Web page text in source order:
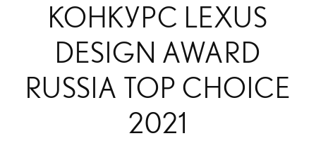
КОНКУРС LEXUS
DESIGN AWARD
RUSSIA TOP CHOICE
2021